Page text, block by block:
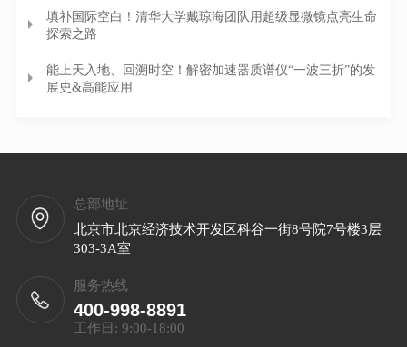
填补国际空白！清华大学戴琼海团队用超级显微镜点亮生命
探索之路
能上天入地、回溯时空！解密加速器质谱仪“一波三折”的发
展史&高能应用
总部地址
北京市北京经济技术开发区科谷一街8号院7号楼3层
303-3A室
服务热线
400-998-8891
工作日: 9:00-18:00